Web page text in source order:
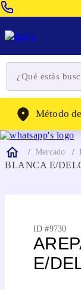
WhatsApp: (302)
Método
Mercado
BLANCA E/
ID #9730
E/